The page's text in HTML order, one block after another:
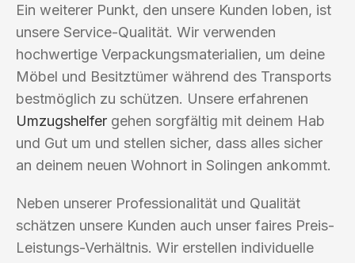
Ein weiterer Punkt, den unsere Kunden loben, ist
unsere Service-Qualität. Wir verwenden
hochwertige Verpackungsmaterialien, um deine
Möbel und Besitztümer während des Transports
bestmöglich zu schützen. Unsere erfahrenen
Umzugshelfer gehen sorgfältig mit deinem Hab
und Gut um und stellen sicher, dass alles sicher
an deinem neuen Wohnort in Solingen ankommt.
Neben unserer Professionalität und Qualität
schätzen unsere Kunden auch unser faires Preis-
Leistungs-Verhältnis. Wir erstellen individuelle